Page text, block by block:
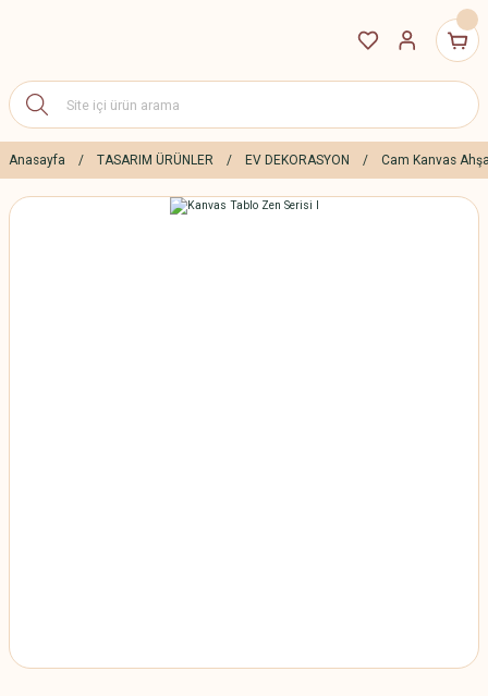
Anasayfa TASARIM ÜRÜNLER EV DEKORASYON Cam Kanvas